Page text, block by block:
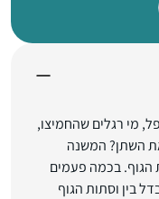
מי רגלים שהחמיצו,
השתן? המשנה
בכמה פעמים
בין וסתות הגוף